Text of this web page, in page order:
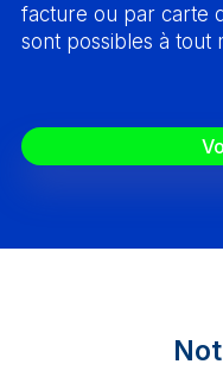
facture ou par carte
sont possibles à tout